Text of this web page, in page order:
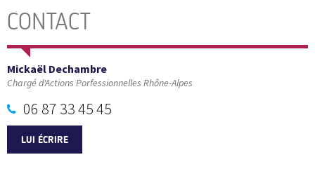
CONTACT
Mickaël Dechambre
Chargé d'Actions Porfessionnelles Rhône-Alpes
06 87 33 45 45
LUI ÉCRIRE